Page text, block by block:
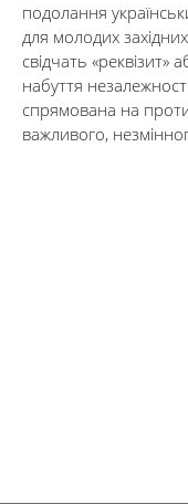
подолання
для молодих
свідчать
набуття
спрямована на
важливого,